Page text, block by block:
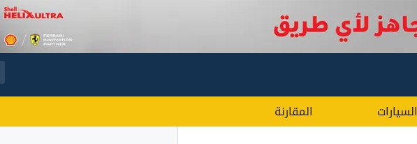
المقارنة